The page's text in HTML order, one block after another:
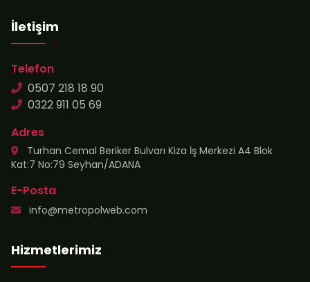
İletişim
Telefon
0507 218 18 90
0322 911 05 69
Adres
Turhan Cemal Beriker Bulvarı Kiza İş Merkezi A4 Blok
Kat:7 No:79 Seyhan/ADANA
E-Posta
info@metropolweb.com
Hizmetlerimiz